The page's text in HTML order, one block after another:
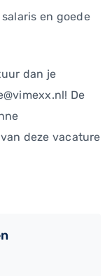
en goede
dan je
De
deze vacature